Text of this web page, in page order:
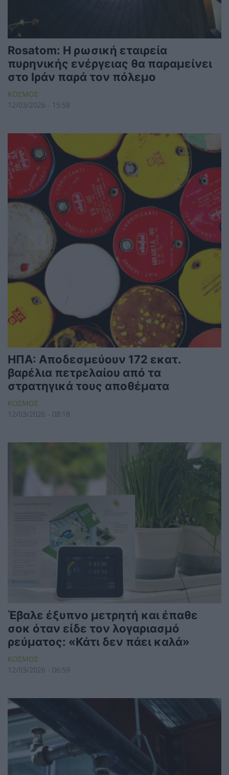
Rosatom: Η ρωσική εταιρεία
πυρηνικής ενέργειας θα παραμείνει
στο Ιράν παρά τον πόλεμο
ΚΟΣΜΟΣ
12/03/2026 - 15:58
ΗΠΑ: Αποδεσμεύουν 172 εκατ.
βαρέλια πετρελαίου από τα
στρατηγικά τους αποθέματα
ΚΟΣΜΟΣ
12/03/2026 - 08:18
Έβαλε έξυπνο μετρητή και έπαθε
σοκ όταν είδε τον λογαριασμό
ρεύματος: «Κάτι δεν πάει καλά»
ΚΟΣΜΟΣ
12/03/2026 - 06:59